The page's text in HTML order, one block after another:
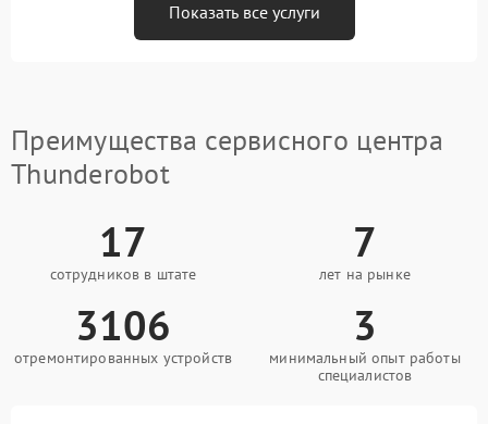
Показать все услуги
Преимущества сервисного центра
Thunderobot
17
сотрудников в штате
7
лет на рынке
3106
отремонтированных устройств
3
минимальный опыт работы
специалистов